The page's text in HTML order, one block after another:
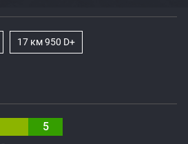
5
17 км 950 D+